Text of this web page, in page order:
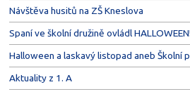
Návštěva husitů na ZŠ Kneslova
Spaní ve školní družině ovládl HALLOWEEN!
Halloween a laskavý listopad aneb Školní
Aktuality z 1. A